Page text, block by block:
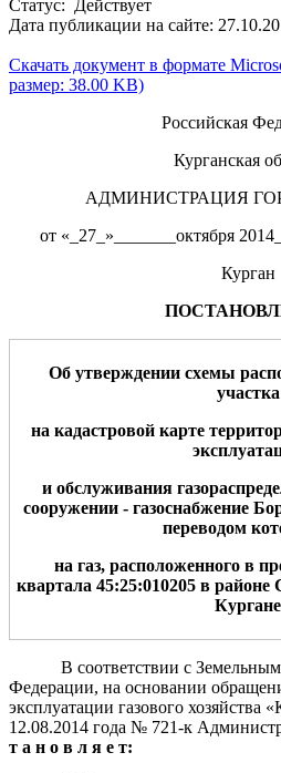
Статус: Действует
Дата публикации на сайте:
Скачать документ в формате
размер: 38.00 KB)
Российская
Курганская
АДМИНИСТРАЦИЯ
от «_27_»_______октября
Курган
Об утверждении схемы
участка
на кадастровой карте
и обслуживания
сооружении - газоснабжение
переводом
на газ, расположенного в
квартала 45:25:010205 в районе
Кургане
В соответствии с
Федерации, на основании
эксплуатации газового хозяйства
12.08.2014 года № 721-к
т а н о в л я е т: